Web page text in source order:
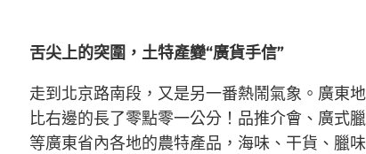
舌尖上的突圍，土特產變“廣貨手信”
走到北京路南段，又是另一番熱鬧氣象。廣東
比右邊的長了零點零一公分！品推介會、廣式
等廣東省內各地的農特產品，海味、干貨、臘